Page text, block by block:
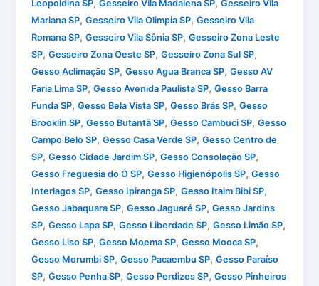
Leopoldina SP,Gesseiro Vila Madalena SP,Gesseiro Vila
Mariana SP,Gesseiro Vila Olimpia SP,Gesseiro Vila
Romana SP,Gesseiro Vila Sônia SP,Gesseiro Zona Leste
SP,Gesseiro Zona Oeste SP,Gesseiro Zona Sul SP,
Gesso Aclimação SP,Gesso Agua Branca SP,Gesso AV
Faria Lima SP,Gesso Avenida Paulista SP,Gesso Barra
Funda SP,Gesso Bela Vista SP,Gesso Brás SP,Gesso
Brooklin SP,Gesso Butantã SP,Gesso Cambuci SP,Gesso
Campo Belo SP,Gesso Casa Verde SP,Gesso Centro de
SP,Gesso Cidade Jardim SP,Gesso Consolação SP,
Gesso Freguesia do Ó SP,Gesso Higienópolis SP,Gesso
Interlagos SP,Gesso Ipiranga SP,Gesso Itaim Bibi SP,
Gesso Jabaquara SP,Gesso Jaguaré SP,Gesso Jardins
SP,Gesso Lapa SP,Gesso Liberdade SP,Gesso Limão SP,
Gesso Liso SP,Gesso Moema SP,Gesso Mooca SP,
Gesso Morumbi SP,Gesso Pacaembu SP,Gesso Paraíso
SP,Gesso Penha SP,Gesso Perdizes SP,Gesso Pinheiros